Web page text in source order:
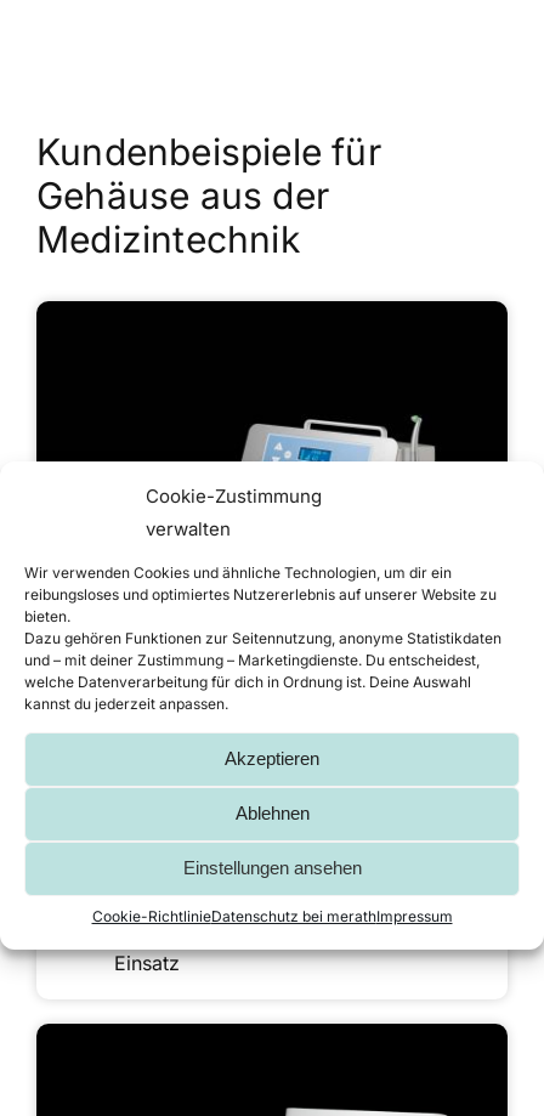
Cookie-Zustimmung
verwalten
Wir verwenden Cookies und ähnliche Technologien, um dir ein
reibungsloses und optimiertes Nutzererlebnis auf unserer Website zu
bieten.
Dazu gehören Funktionen zur Seitennutzung, anonyme Statistikdaten
und – mit deiner Zustimmung – Marketingdienste. Du entscheidest,
welche Datenverarbeitung für dich in Ordnung ist. Deine Auswahl
kannst du jederzeit anpassen.
Akzeptieren
Ablehnen
Einstellungen ansehen
Cookie-RichtlinieDatenschutz bei merathImpressum
Kundenbeispiele für
Gehäuse aus der
Medizintechnik
Ozon-basierte Kariesbehandlung in
Zahnarztpraxen
Gehäusekorpus aus Stahl, nach
Medizinvorgaben beschichtet
Gebogene Frontplatte aus 8 mm
Aluminium
Ergonomisch gebogene Bedienfront
Stabiler Tragegriff für einen variablen
Einsatz